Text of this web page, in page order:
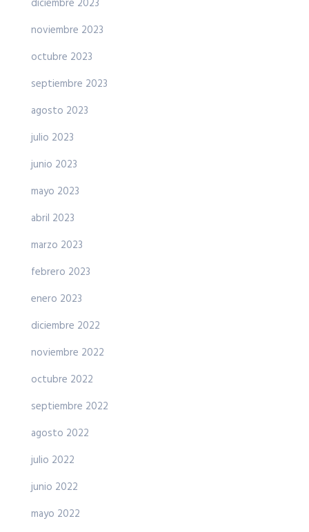
diciembre 2023
noviembre 2023
octubre 2023
septiembre 2023
agosto 2023
julio 2023
junio 2023
mayo 2023
abril 2023
marzo 2023
febrero 2023
enero 2023
diciembre 2022
noviembre 2022
octubre 2022
septiembre 2022
agosto 2022
julio 2022
junio 2022
mayo 2022